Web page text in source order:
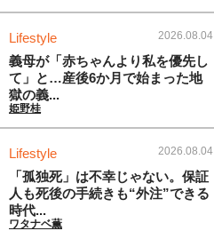
Lifestyle 2026.08.04
義母が「赤ちゃんより私を優先し
て」と…産後6か月で始まった地
獄の義...
姫野桂
Lifestyle 2026.08.04
「孤独死」は不幸じゃない。保証
人も死後の手続きも“外注”できる
時代...
ワタナベ薫